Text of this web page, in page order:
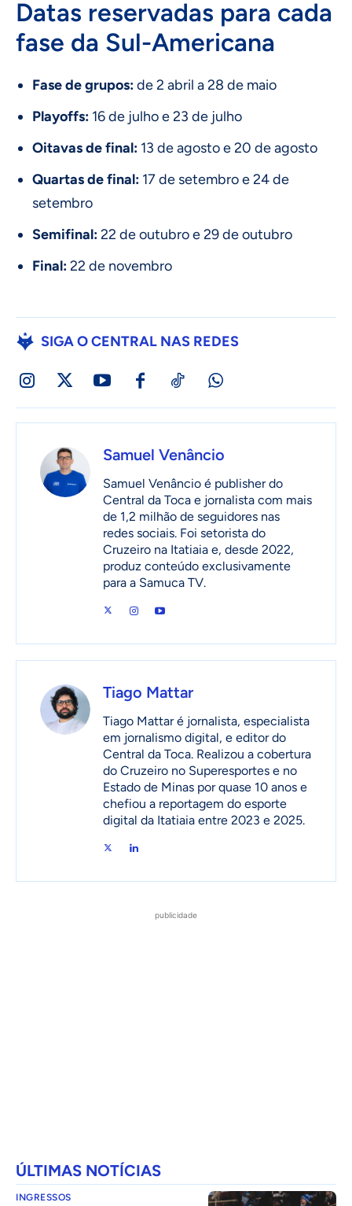
Datas reservadas para cada
fase da Sul-Americana
Fase de grupos:de 2 abril a 28 de maio
Playoffs: 16 de julho e 23 de julho
Oitavas de final: 13 de agosto e 20 de agosto
Quartas de final: 17 de setembro e 24 de
setembro
Semifinal:22 de outubro e 29 de outubro
Final:22 de novembro
SIGA O CENTRAL NAS REDES
Samuel Venâncio
Samuel Venâncio é publisher do
Central da Toca e jornalista com mais
de 1,2 milhão de seguidores nas
redes sociais. Foi setorista do
Cruzeiro na Itatiaia e, desde 2022,
produz conteúdo exclusivamente
para a Samuca TV.
Tiago Mattar
Tiago Mattar é jornalista, especialista
em jornalismo digital, e editor do
Central da Toca. Realizou a cobertura
do Cruzeiro no Superesportes e no
Estado de Minas por quase 10 anos e
chefiou a reportagem do esporte
digital da Itatiaia entre 2023 e 2025.
publicidade
ÚLTIMAS NOTÍCIAS
INGRESSOS